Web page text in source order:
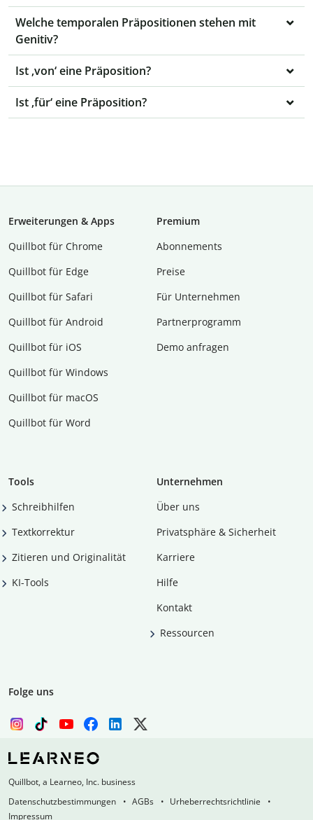
Welche temporalen Präpositionen stehen mit
Genitiv?
Ist ‚von‘ eine Präposition?
Ist ‚für‘ eine Präposition?
Erweiterungen & Apps
Quillbot für Chrome
Quillbot für Edge
Quillbot für Safari
Quillbot für Android
Quillbot für iOS
Quillbot für Windows
Quillbot für macOS
Quillbot für Word
Premium
Abon­ne­ments
Preise
Für Unternehmen
Partnerprogramm
Demo anfragen
Tools
Schreibhilfen
Textkorrektur
Zitieren und Originalität
KI-Tools
Unternehmen
Über uns
Privatsphäre & Sicherheit
Karriere
Hilfe
Kontakt
Ressourcen
Folge uns
Quillbot, a Learneo, Inc. business
Datenschutzbestimmungen
AGBs
Urheberrechtsrichtlinie
Impressum